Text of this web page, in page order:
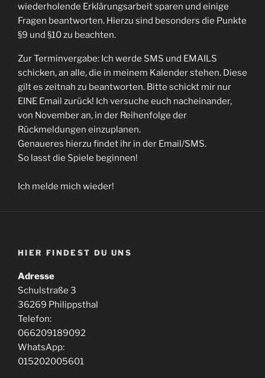
wiederholende Erklärungsarbeit sparen und einige
Fragen beantworten. Hierzu sind besonders die Punkte
§9 und §10 zu beachten.
Zur Terminvergabe: Ich werde SMS und EMAILS
schicken, an alle, die in meinem Kalender stehen. Diese
gilt es zeitnah zu beantworten. Bitte schickt mir nur
EINE Email zurück! Ich versuche euch nacheinander,
von November an, in der Reihenfolge der
Rückmeldungen einzuplanen.
Genaueres hierzu findet ihr in der Email/SMS.
So lasst die Spiele beginnen!
Ich melde mich wieder!
HIER FINDEST DU UNS
Adresse
Schulstraße 3
36269 Philippsthal
Telefon:
066209189092
WhatsApp:
015202005601